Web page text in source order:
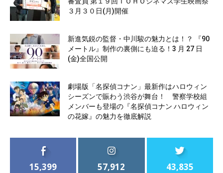
３月３０日(月)開催
新進気鋭の監督・中川駿の魅力とは！？ 『90
メートル』制作の裏側にも迫る！3 月 27 日
(金)全国公開
劇場版「名探偵コナン」最新作はハロウィン
シーズンで賑わう渋谷が舞台！ 警察学校組
メンバーも登場の『名探偵コナン ハロウィン
の花嫁』の魅力を徹底解説
15,399 57,912 43,835